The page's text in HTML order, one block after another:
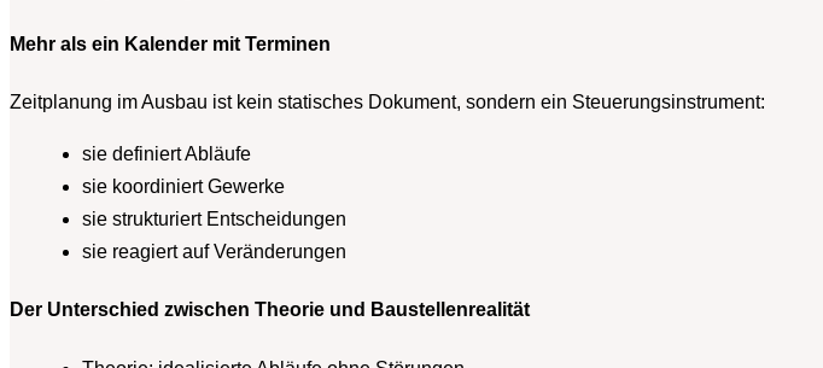
Mehr als ein Kalender mit Terminen
Zeitplanung im Ausbau ist kein statisches Dokument, sondern ein Steuerungsinstrument:
sie definiert Abläufe
sie koordiniert Gewerke
sie strukturiert Entscheidungen
sie reagiert auf Veränderungen
Der Unterschied zwischen Theorie und Baustellenrealität